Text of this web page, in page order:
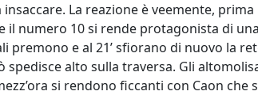
La reazione è veemente,
il numero 10 si rende protagonista di
premono e al 21’ sfiorano di nuovo la
spedisce alto sulla traversa. Gli
si rendono ficcanti con Caon che